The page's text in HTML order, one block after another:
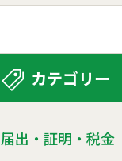
カテゴリー
届出・証明・税金